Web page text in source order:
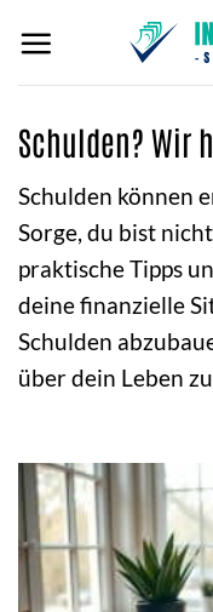
Inhalt
springen
Schulden? Wir
Schulden können
Sorge, du bist
praktische Tipps
deine finanzielle
Schulden
über dein Leben